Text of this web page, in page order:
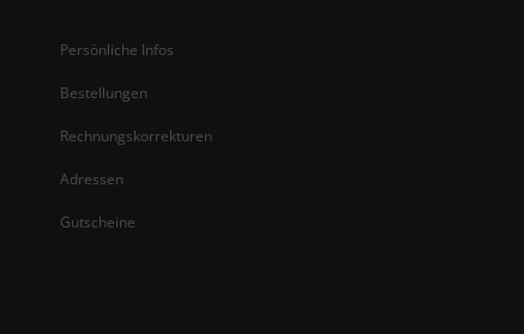
Persönliche Infos
Bestellungen
Rechnungskorrekturen
Adressen
Gutscheine